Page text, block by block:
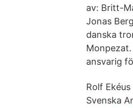
av: Britt-
Jonas
danska
ansvarig
Rolf
Svenska